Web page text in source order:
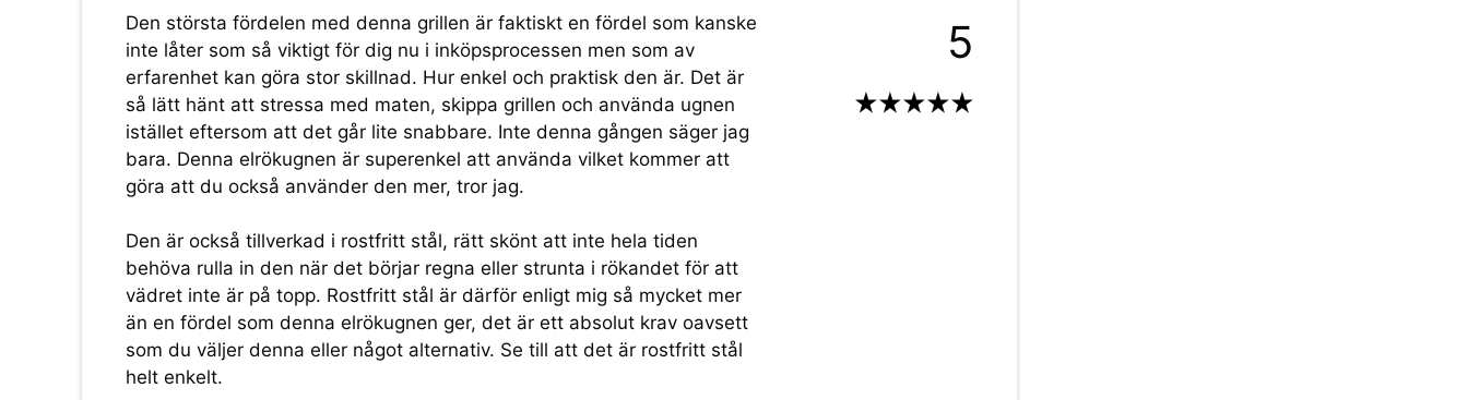
Den största fördelen med denna grillen är faktiskt en fördel som kanske
inte låter som så viktigt för dig nu i inköpsprocessen men som av
erfarenhet kan göra stor skillnad. Hur enkel och praktisk den är. Det är
så lätt hänt att stressa med maten, skippa grillen och använda ugnen
istället eftersom att det går lite snabbare. Inte denna gången säger jag
bara. Denna elrökugnen är superenkel att använda vilket kommer att
göra att du också använder den mer, tror jag.
Den är också tillverkad i rostfritt stål, rätt skönt att inte hela tiden
behöva rulla in den när det börjar regna eller strunta i rökandet för att
vädret inte är på topp. Rostfritt stål är därför enligt mig så mycket mer
än en fördel som denna elrökugnen ger, det är ett absolut krav oavsett
som du väljer denna eller något alternativ. Se till att det är rostfritt stål
helt enkelt.
5